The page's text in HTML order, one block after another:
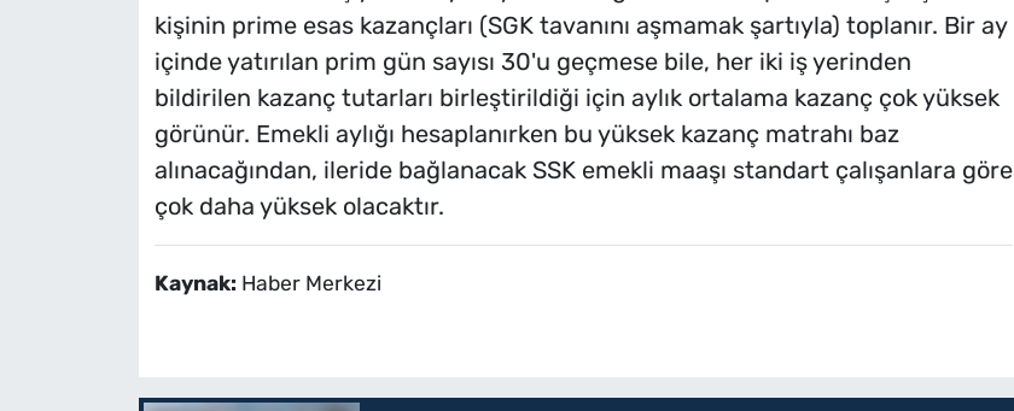
kişinin prime esas kazançları (SGK tavanını aşmamak şartıyla) toplanır. Bir ay
içinde yatırılan prim gün sayısı 30'u geçmese bile, her iki iş yerinden
bildirilen kazanç tutarları birleştirildiği için aylık ortalama kazanç çok yüksek
görünür. Emekli aylığı hesaplanırken bu yüksek kazanç matrahı baz
alınacağından, ileride bağlanacak SSK emekli maaşı standart çalışanlara göre
çok daha yüksek olacaktır.
Kaynak: Haber Merkezi